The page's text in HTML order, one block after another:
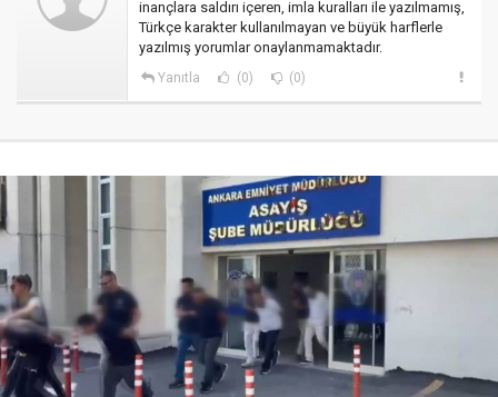
inançlara saldırı içeren, imla kuralları ile yazılmamış,
Türkçe karakter kullanılmayan ve büyük harflerle
yazılmış yorumlar onaylanmamaktadır.
Yanıtla (0) (0)